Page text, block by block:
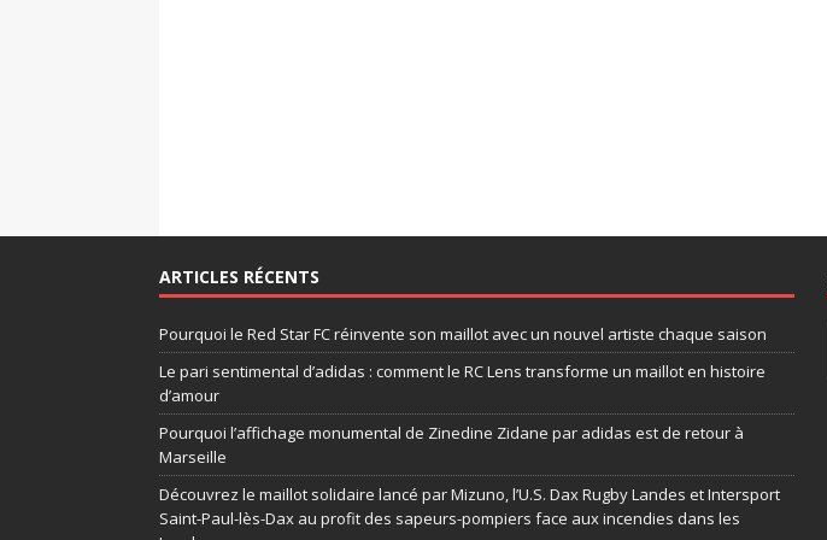
ARTICLES RÉCENTS
Pourquoi le Red Star FC réinvente son maillot avec un nouvel artiste chaque saison
Le pari sentimental d’adidas : comment le RC Lens transforme un maillot en histoire
d’amour
Pourquoi l’affichage monumental de Zinedine Zidane par adidas est de retour à
Marseille
Découvrez le maillot solidaire lancé par Mizuno, l’U.S. Dax Rugby Landes et Intersport
Saint-Paul-lès-Dax au profit des sapeurs-pompiers face aux incendies dans les